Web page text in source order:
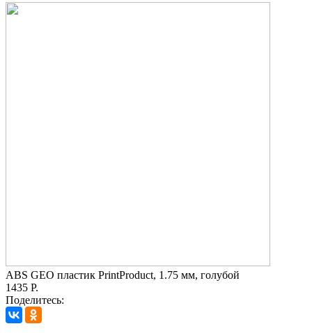
ABS GEO пластик PrintProduct, 1.75 мм, голубой
1435 Р.
Поделитесь: